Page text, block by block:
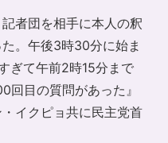
者団を相手に本人の釈
。午後3時30分に始ま
ぎて午前2時15分まで
回目の質問があった』
イクピョ共に民主党首